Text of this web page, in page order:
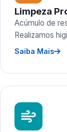
Limpeza
Acúmulo de
Realizamos
Saiba Mais